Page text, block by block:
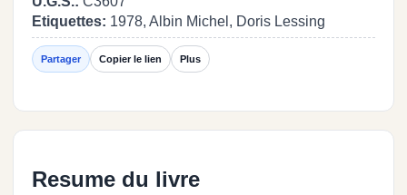
Etiquettes: 1978, Albin Michel, Doris Lessing
Partager Copier le lien Plus
Resume du livre